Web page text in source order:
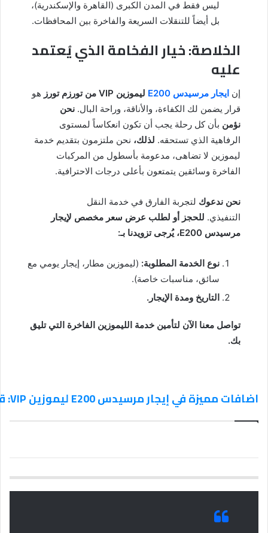
ليس فقط في المدن الكبرى (القاهرة والإسكندرية)،
بل أيضاً للتنقلات السريعة والفاخرة بين المحافظات.
الخلاصة: خيار الفخامة الذي يُعتمد
عليه
إن ايجار مرسيدس E200 ليموزين VIP من تورزم تورز
هو
قرار يضمن لك الكفاءة، والأناقة، وراحة البال. نحن
نؤمن بأن كل رحلة يجب أن تكون انعكاساً لمستوى
الرفاهية الذي تستحقه. لذلك، نحن ملتزمون بتقديم خدمة
ليموزين لا تضاهى، مدعومة بأسطول من المركبات
الفاخرة وسائقين يتمتعون بأعلى درجات الاحترافية.
نحن ندعوك لتجربة الفارق في خدمة النقل
التنفيذي. للحجز أو لطلب عرض سعر مخصص لإيجار
مرسيدس E200، يُرجى تزويدنا بـ:
نوع الخدمة المطلوبة: (ليموزين مطار، إيجار يومي مع
سائق، مناسبات خاصة).
التاريخ ومدة الإيجار.
تواصل معنا الآن لتأمين خدمة الليموزين الفاخرة التي تليق
بك.
اضافات مميزة في إيجار مرسيدس E200 ليموزين VIP: قمة الأناقة والدقة في خدمة تورزم تورز